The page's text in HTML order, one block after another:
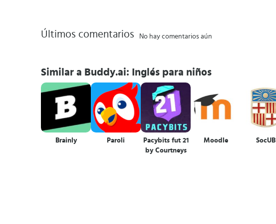
Últimos comentarios No hay comentarios aún
Similar a Buddy.ai: Inglés para niños
Brainly Paroli
Pacybits fut 21
by Courtneys
Moodle SocUB